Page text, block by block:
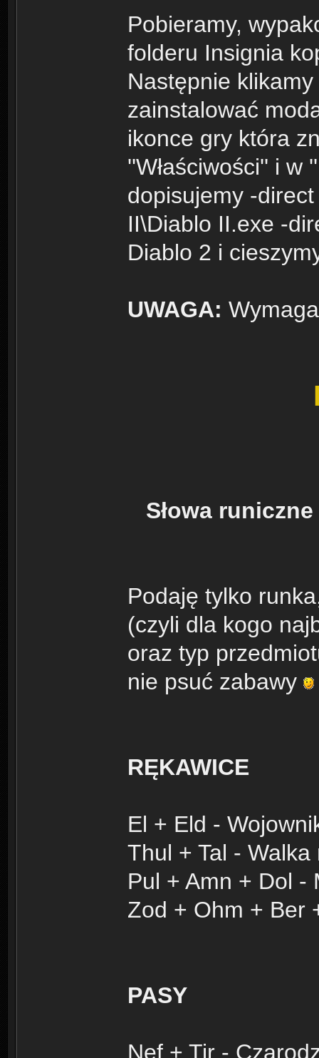
Pobieramy,
folderu Insignia
Następnie
zainstalować
ikonce gry która
''Właściwości'' i w
dopisujemy -
II\Diablo II.exe -
Diablo 2 i
UWAGA:
Słowa
Podaję tylko
(czyli dla kogo
oraz typ
nie psuć zabawy
RĘKAWICE
El + Eld -
Thul + Tal -
Pul + Amn + Dol -
Zod + Ohm + Ber
PASY
Nef + Tir -